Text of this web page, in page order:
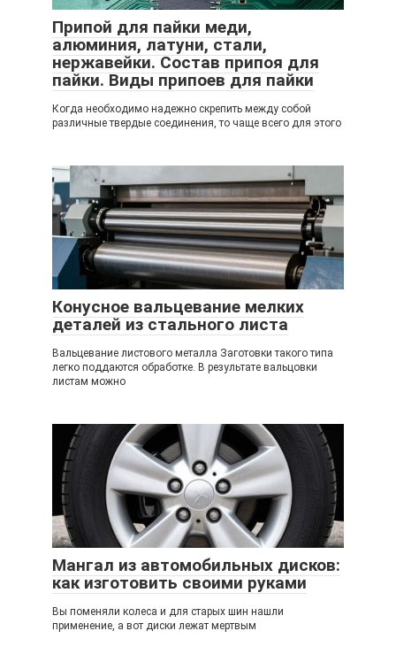
Припой для пайки меди,
алюминия, латуни, стали,
нержавейки. Состав припоя для
пайки. Виды припоев для пайки
Когда необходимо надежно скрепить между собой
различные твердые соединения, то чаще всего для этого
Конусное вальцевание мелких
деталей из стального листа
Вальцевание листового металла Заготовки такого типа
легко поддаются обработке. В результате вальцовки
листам можно
Мангал из автомобильных дисков:
как изготовить своими руками
Вы поменяли колеса и для старых шин нашли
применение, а вот диски лежат мертвым